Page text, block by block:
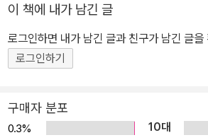
이미 직장인에게 익숙한 엑셀만 으로도 데이
석하여 단시간에 결과를 도출해 낼 수 있습니다. [실무 마스터
이터 비즈니스를 위한 첫걸음 ! 데이터 개념
활용까지 한 번에 ! 데이터베이스 기본 구조의
에 바로 써 먹을 수 있도록 쉽게 알려줍니다. [실무 마스터 3] 프로 비
즈니스맨을 위한 데이터 분석의 기술 ! 데이
이 책에 내가 남긴 글
로그인하면 내가 남긴 글과 친구가 남긴 글을
로그인하기
구매자 분포
0.3% 10대